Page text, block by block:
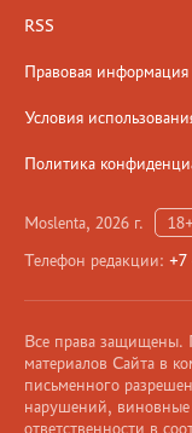
RSS
Правовая информация
Условия
Политика
Moslenta, 2026 г.
18+
Телефон редакции: +7
Все права защищены.
материалов Сайта в
письменного
нарушений, виновные
ответственности в